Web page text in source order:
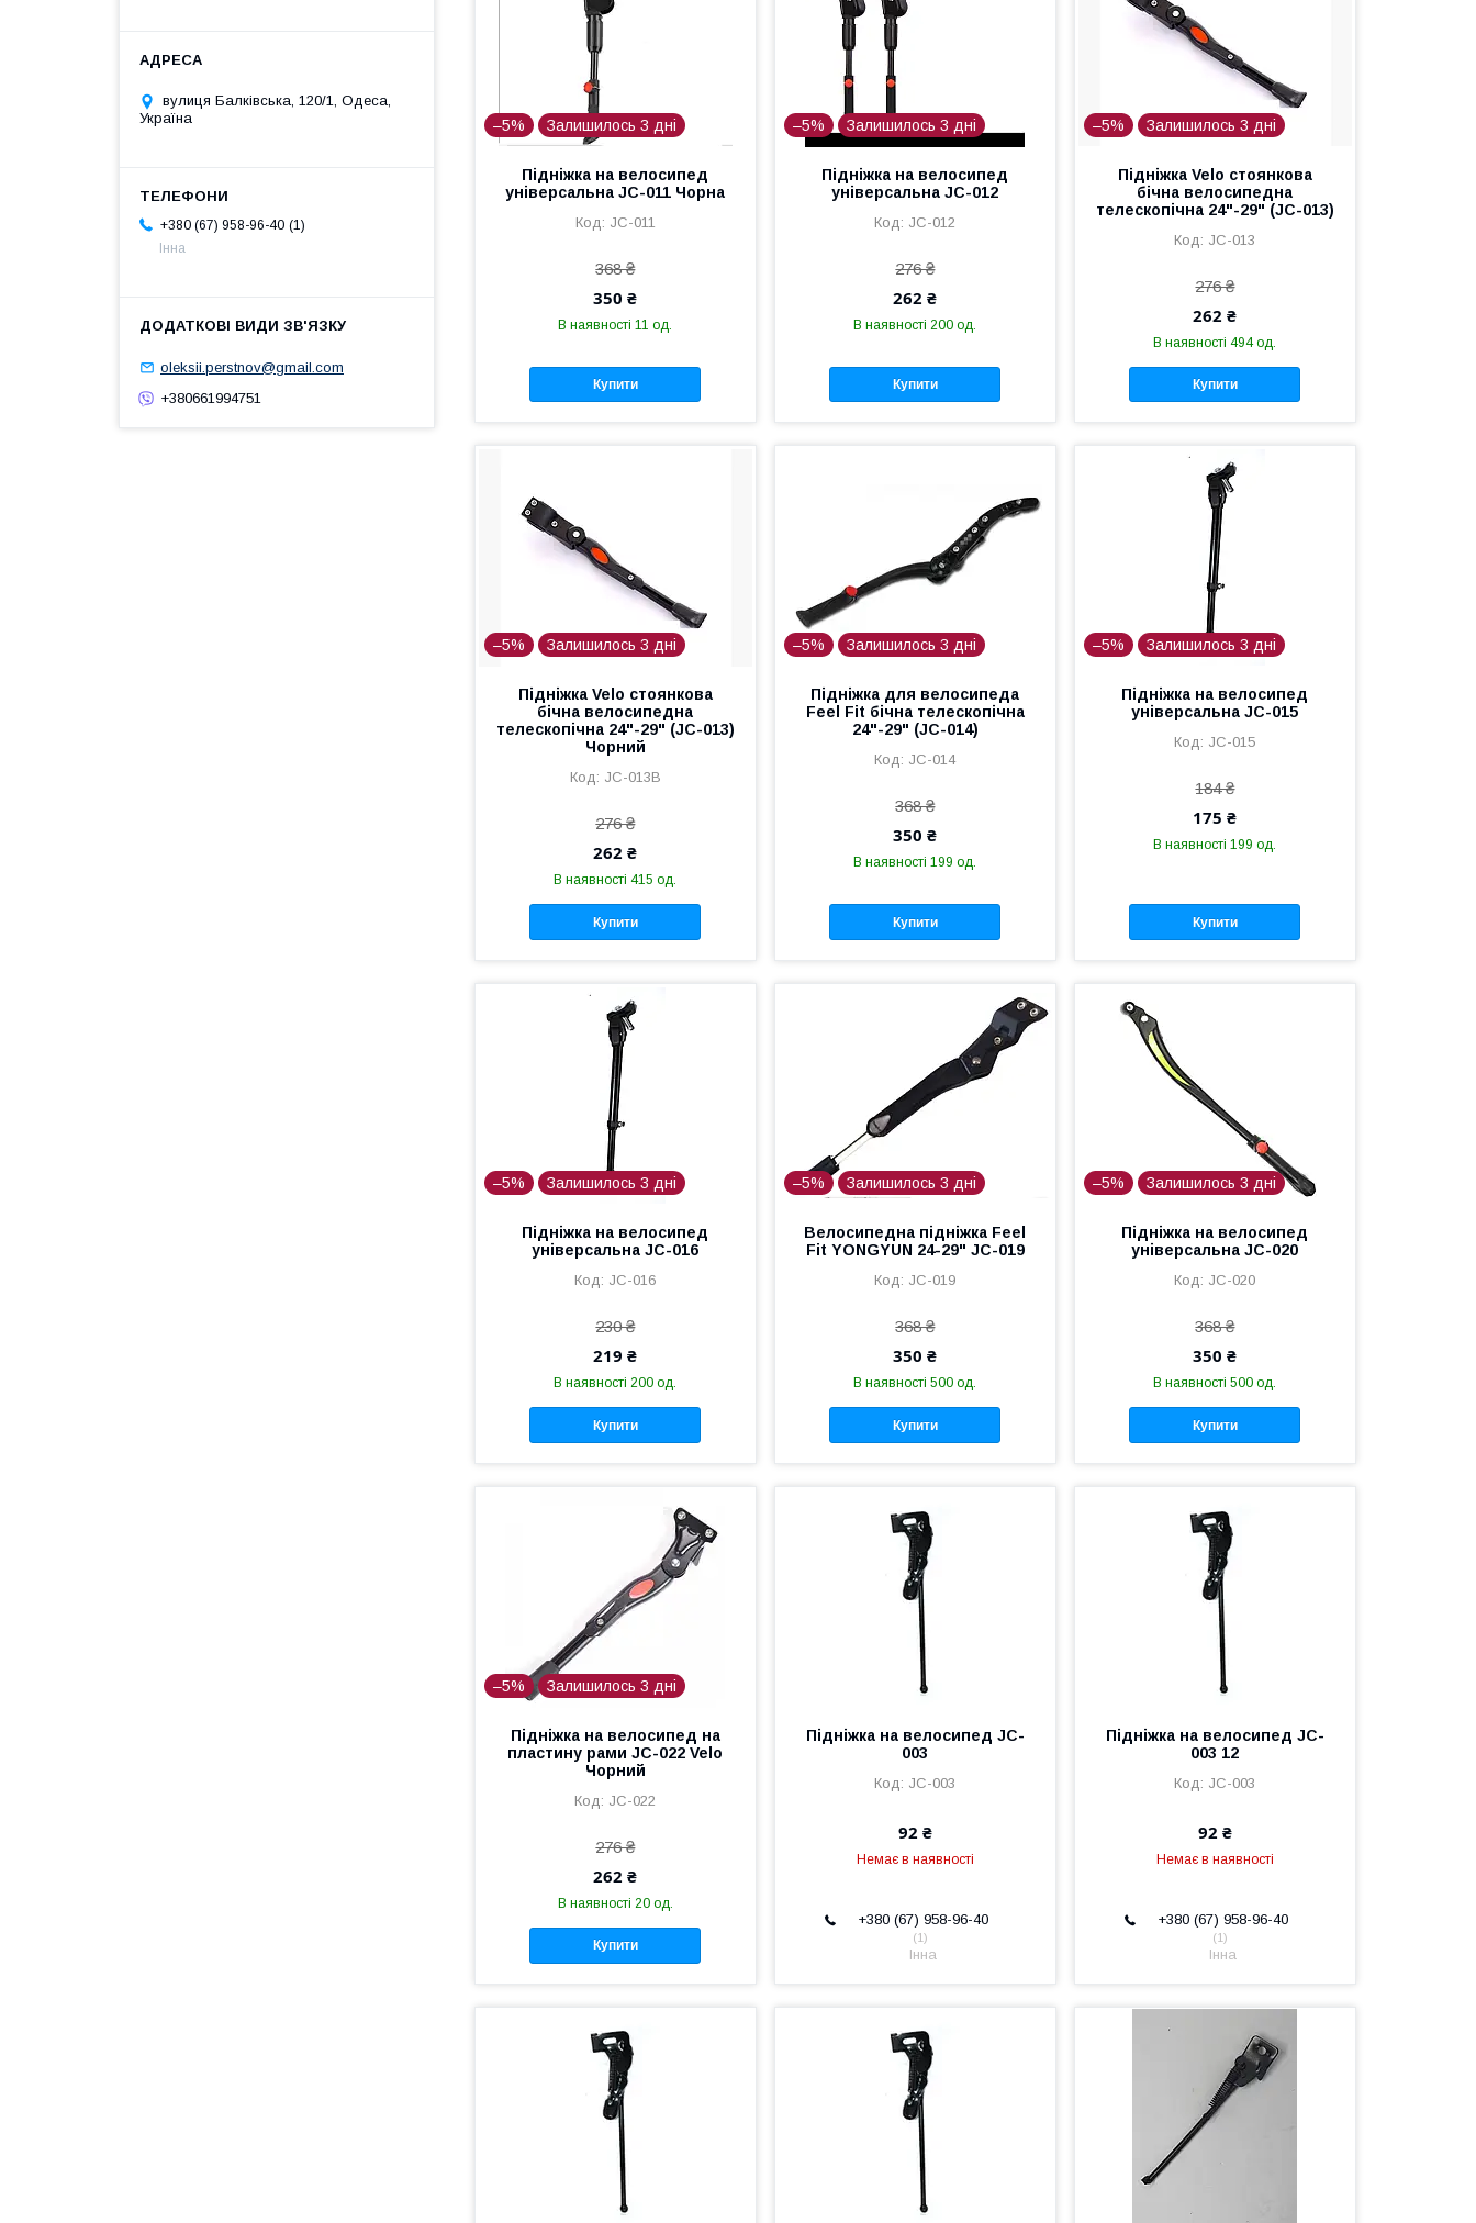
–5% Залишилось 3 дні
Підніжка на велосипед
універсальна JC-011 Чорна
JC-011
368 ₴
350 ₴
В наявності 11 од.
Купити
–5% Залишилось 3 дні
Підніжка на велосипед
універсальна JC-012
JC-012
276 ₴
262 ₴
В наявності 200 од.
Купити
–5% Залишилось 3 дні
Підніжка Velo стоянкова
бічна велосипедна
телескопічна 24"-29" (JC-013)
JC-013
276 ₴
262 ₴
В наявності 494 од.
Купити
–5% Залишилось 3 дні
Підніжка Velo стоянкова
бічна велосипедна
телескопічна 24"-29" (JC-013)
Чорний
JC-013B
276 ₴
262 ₴
В наявності 415 од.
Купити
–5% Залишилось 3 дні
Підніжка для велосипеда
Feel Fit бічна телескопічна
24"-29" (JC-014)
JC-014
368 ₴
350 ₴
В наявності 199 од.
Купити
–5% Залишилось 3 дні
Підніжка на велосипед
універсальна JC-015
JC-015
184 ₴
175 ₴
В наявності 199 од.
Купити
–5% Залишилось 3 дні
Підніжка на велосипед
універсальна JC-016
JC-016
230 ₴
219 ₴
В наявності 200 од.
Купити
–5% Залишилось 3 дні
Велосипедна підніжка Feel
Fit YONGYUN 24-29" JC-019
JC-019
368 ₴
350 ₴
В наявності 500 од.
Купити
–5% Залишилось 3 дні
Підніжка на велосипед
універсальна JC-020
JC-020
368 ₴
350 ₴
В наявності 500 од.
Купити
–5% Залишилось 3 дні
Підніжка на велосипед на
пластину рами JC-022 Velo
Чорний
JC-022
276 ₴
262 ₴
В наявності 20 од.
Купити
Підніжка на велосипед JC-
003
JC-003
92 ₴
Немає в наявності
+380 (67) 958-96-40
1
Інна
Підніжка на велосипед JC-
003 12
JC-003
92 ₴
Немає в наявності
+380 (67) 958-96-40
1
Інна
вулиця Балківська, 120/1, Одеса,
Україна
+380 (67) 958-96-40 1
Інна
oleksii.perstnov@gmail.com
+380661994751